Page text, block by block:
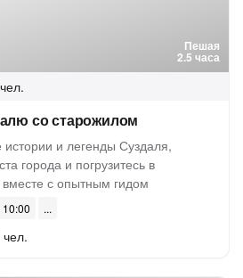
Пешая
2.5 часа
со старожилом
истории и легенды Суздаля,
города и погрузитесь в
с опытным гидом
10:00